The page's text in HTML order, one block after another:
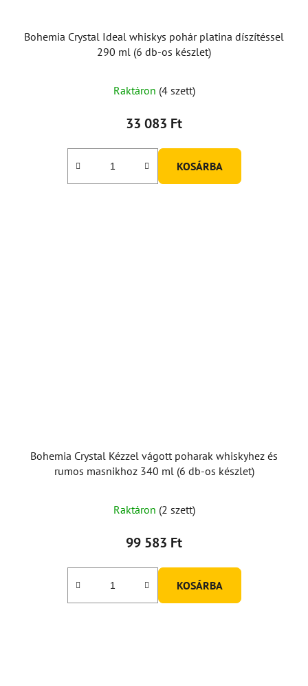
Bohemia Crystal Ideal whiskys pohár platina díszítéssel
290 ml (6 db-os készlet)
Raktáron (4 szett)
33 083 Ft
KOSÁRBA
Bohemia Crystal Kézzel vágott poharak whiskyhez és
rumos masnikhoz 340 ml (6 db-os készlet)
Raktáron (2 szett)
99 583 Ft
KOSÁRBA